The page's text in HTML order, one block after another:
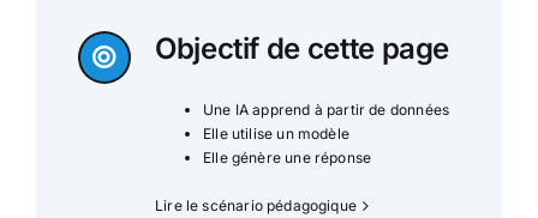
Objectif de cette page
Une IA apprend à partir de données
Elle utilise un modèle
Elle génère une réponse
Lire le scénario pédagogique